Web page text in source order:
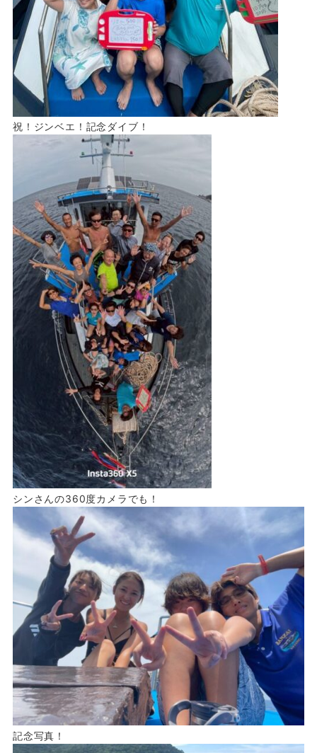
祝！ジンベエ！記念ダイブ！
シンさんの360度カメラでも！
記念写真！